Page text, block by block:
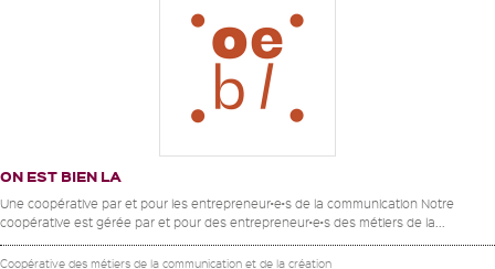
ON EST BIEN LA
Une coopérative par et pour les entrepreneur•e•s de la communication Notre
coopérative est gérée par et pour des entrepreneur•e•s des métiers de la...
Coopérative des métiers de la communication et de la création